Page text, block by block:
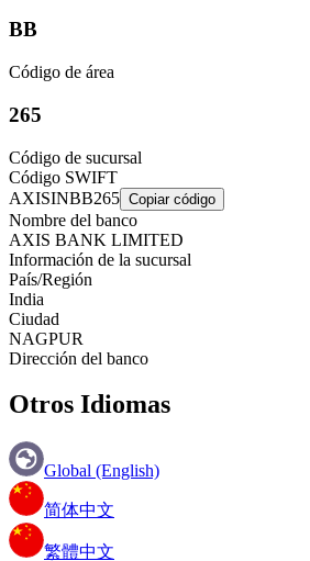
BB
Código de área
265
Código de sucursal
Código SWIFT
AXISINBB265 Copiar código
Nombre del banco
AXIS BANK LIMITED
Información de la sucursal
País/Región
India
Ciudad
NAGPUR
Dirección del banco
Otros Idiomas
Global (English)
简体中文
繁體中文